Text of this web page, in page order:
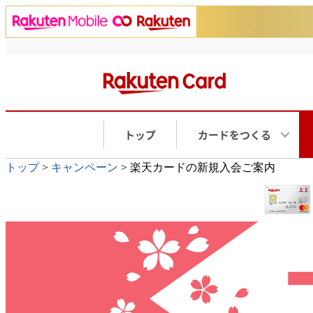
トップ カードをつくる
トップ> キャンペーン > 楽天カードの新規入会ご案内